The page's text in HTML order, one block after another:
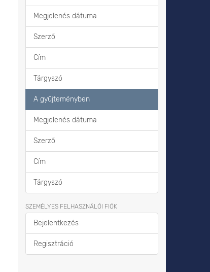
Megjelenés dátuma
Szerző
Cím
Tárgyszó
A gyűjteményben
Megjelenés dátuma
Szerző
Cím
Tárgyszó
SZEMÉLYES FELHASZNÁLÓI FIÓK
Bejelentkezés
Regisztráció